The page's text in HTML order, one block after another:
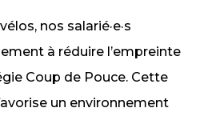
nos salarié·e·s
à réduire l’empreinte
Coup de Pouce. Cette
un environnement